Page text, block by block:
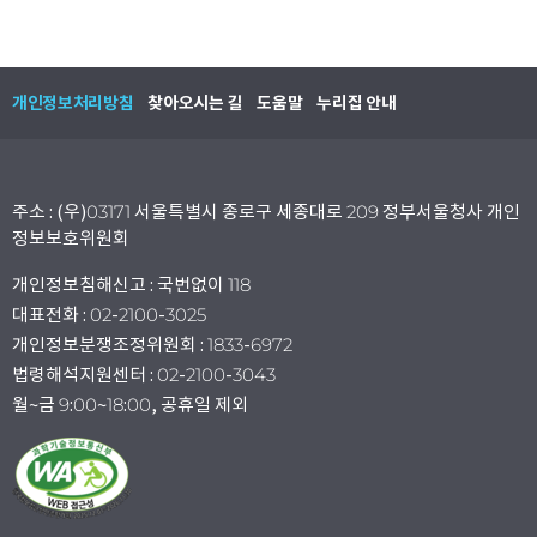
개인정보처리방침 찾아오시는 길 도움말 누리집 안내
주소 : (우)03171 서울특별시 종로구 세종대로 209 정부서울청사 개인
정보보호위원회
개인정보침해신고 : 국번없이 118
대표전화 : 02-2100-3025
개인정보분쟁조정위원회 : 1833-6972
법령해석지원센터 : 02-2100-3043
월~금 9:00~18:00, 공휴일 제외